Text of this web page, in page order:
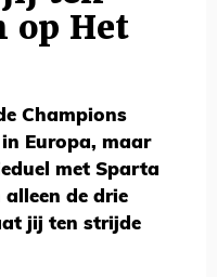
op Het
Champions
Europa, maar
met Sparta
de drie
jij ten strijde